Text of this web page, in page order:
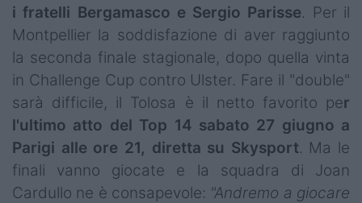
i fratelli Bergamasco e Sergio Parisse. Per il
Montpellier la soddisfazione di aver raggiunto
la seconda finale stagionale, dopo quella vinta
in Challenge Cup contro Ulster. Fare il "double"
sarà difficile, il Tolosa è il netto favorito per
l'ultimo atto del Top 14 sabato 27 giugno a
Parigi alle ore 21, diretta su Skysport. Ma le
finali vanno giocate e la squadra di Joan
Cardullo ne è consapevole: "Andremo a giocare